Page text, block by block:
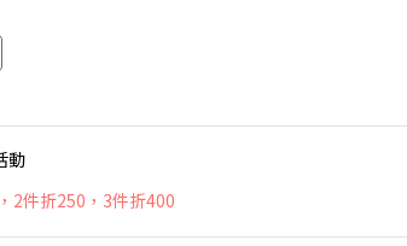
動
2件折250，3件折400